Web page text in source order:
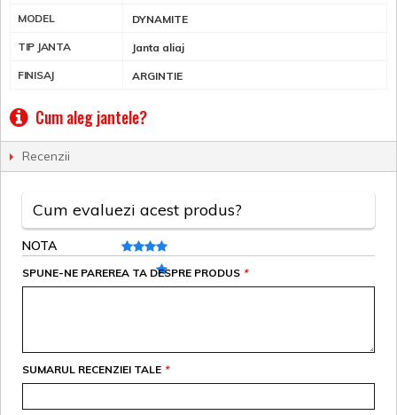
MODEL DYNAMITE
TIP JANTA Janta aliaj
FINISAJ ARGINTIE
Cum aleg jantele?
Recenzii
Cum evaluezi acest produs?
NOTA
*
SPUNE-NE PAREREA TA DESPRE PRODUS
*
SUMARUL RECENZIEI TALE